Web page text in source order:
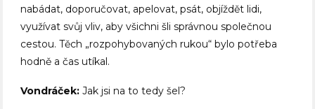
nabádat, doporučovat, apelovat, psát, objíždět lidi,
využívat svůj vliv, aby všichni šli správnou společnou
cestou. Těch „rozpohybovaných rukou“ bylo potřeba
hodně a čas utíkal.
Vondráček: Jak jsi na to tedy šel?